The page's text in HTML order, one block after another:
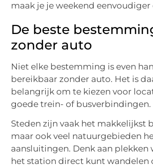
maak je je weekend eenvoudiger
De beste
zonder auto
Niet elke bestemming is even
bereikbaar zonder auto. Het is
belangrijk om te kiezen voor
goede trein- of busverbindingen.
Steden zijn vaak het makkelijkst
maar ook veel natuurgebieden
aansluitingen. Denk aan plekken
het station direct kunt wandelen